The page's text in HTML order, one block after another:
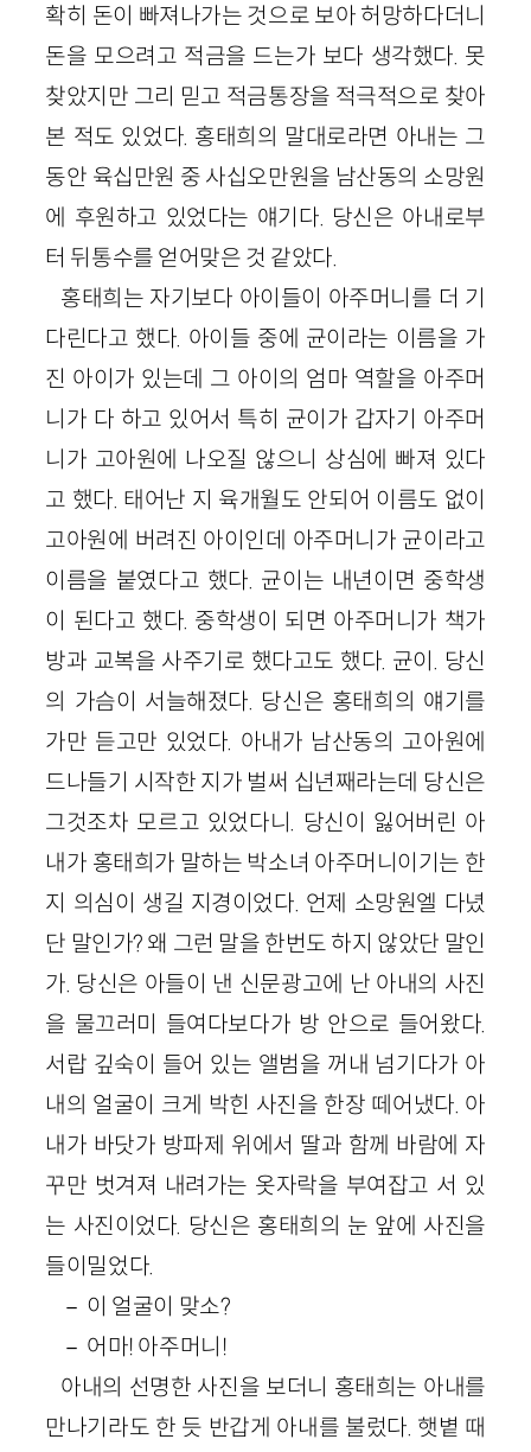
확히 돈이 빠져나가는 것으로 보아 허망하다더니
돈을 모으려고 적금을 드는가 보다 생각했다. 못
찾았지만 그리 믿고 적금통장을 적극적으로 찾아
본 적도 있었다. 홍태희의 말대로라면 아내는 그
동안 육십만원 중 사십오만원을 남산동의 소망원
에 후원하고 있었다는 얘기다. 당신은 아내로부
터 뒤통수를 얻어맞은 것 같았다.
홍태희는 자기보다 아이들이 아주머니를 더 기
다린다고 했다. 아이들 중에 균이라는 이름을 가
진 아이가 있는데 그 아이의 엄마 역할을 아주머
니가 다 하고 있어서 특히 균이가 갑자기 아주머
니가 고아원에 나오질 않으니 상심에 빠져 있다
고 했다. 태어난 지 육개월도 안되어 이름도 없이
고아원에 버려진 아이인데 아주머니가 균이라고
이름을 붙였다고 했다. 균이는 내년이면 중학생
이 된다고 했다. 중학생이 되면 아주머니가 책가
방과 교복을 사주기로 했다고도 했다. 균이. 당신
의 가슴이 서늘해졌다. 당신은 홍태희의 얘기를
가만 듣고만 있었다. 아내가 남산동의 고아원에
드나들기 시작한 지가 벌써 십년째라는데 당신은
그것조차 모르고 있었다니. 당신이 잃어버린 아
내가 홍태희가 말하는 박소녀 아주머니이기는 한
지 의심이 생길 지경이었다. 언제 소망원엘 다녔
단 말인가? 왜 그런 말을 한번도 하지 않았단 말인
가. 당신은 아들이 낸 신문광고에 난 아내의 사진
을 물끄러미 들여다보다가 방 안으로 들어왔다.
서랍 깊숙이 들어 있는 앨범을 꺼내 넘기다가 아
내의 얼굴이 크게 박힌 사진을 한장 떼어냈다. 아
내가 바닷가 방파제 위에서 딸과 함께 바람에 자
꾸만 벗겨져 내려가는 옷자락을 부여잡고 서 있
는 사진이었다. 당신은 홍태희의 눈 앞에 사진을
들이밀었다.
－ 이 얼굴이 맞소?
－ 어마! 아주머니!
아내의 선명한 사진을 보더니 홍태희는 아내를
만나기라도 한 듯 반갑게 아내를 불렀다. 햇볕 때